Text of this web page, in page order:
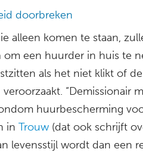
doorbreken
alleen komen te staan,
om een huurder in huis te
als het niet klikt of
“Demissionair
huurbescherming
in Trouw (dat ook schrijft
levensstijl wordt dan een